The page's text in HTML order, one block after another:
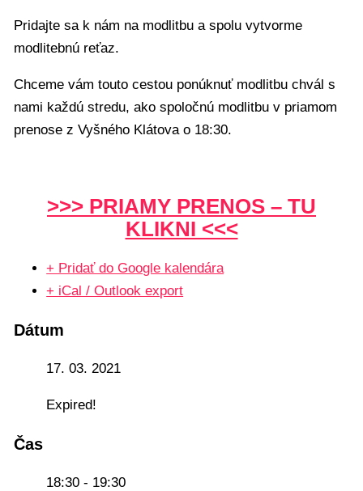
Pridajte sa k nám na modlitbu a spolu vytvorme
modlitebnú reťaz.
Chceme vám touto cestou ponúknuť modlitbu chvál s
nami každú stredu, ako spoločnú modlitbu v priamom
prenose z Vyšného Klátova o 18:30.
>>> PRIAMY PRENOS – TU
KLIKNI <<<
+ Pridať do Google kalendára
+ iCal / Outlook export
Dátum
17. 03. 2021
Expired!
Čas
18:30 - 19:30